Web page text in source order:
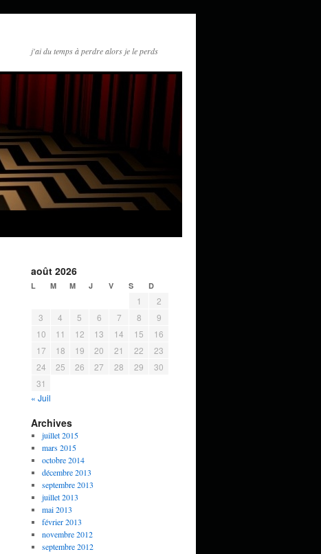
j'ai du temps à perdre alors je le perds
août 2026
L M M J V S D
« Juil
1
2
3
4 5 6 7 8
9
10
11 12 13 14 15
16
17
18 19 20 21 22
23
24
25 26 27 28 29
30
31
Archives
juillet 2015
mars 2015
octobre 2014
décembre 2013
septembre 2013
juillet 2013
mai 2013
février 2013
novembre 2012
septembre 2012